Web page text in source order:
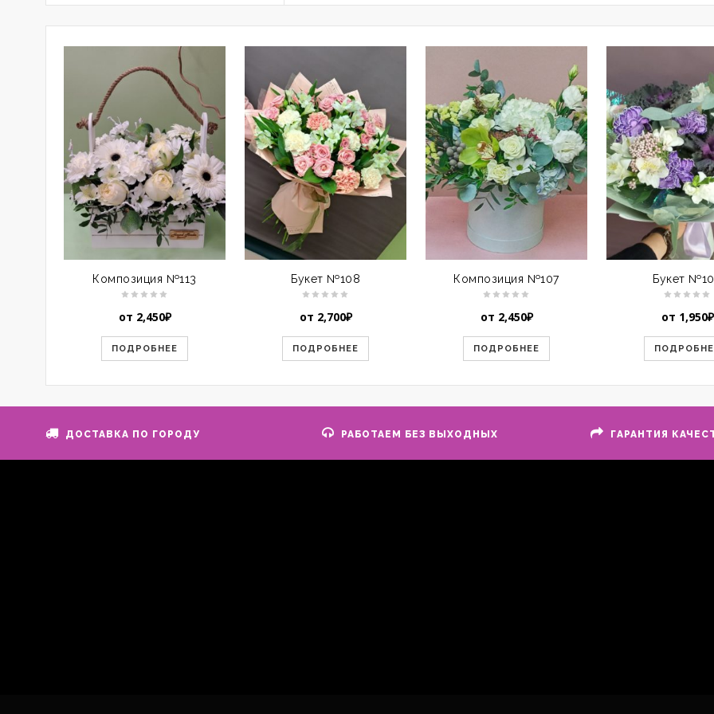
Композиция №113
от 2,450₽
ПОДРОБНЕЕ
Букет №108
от 2,700₽
ПОДРОБНЕЕ
Композиция №107
от 2,450₽
ПОДРОБНЕЕ
Букет
от 1,950₽
ДОСТАВКА ПО ГОРОДУ РАБОТАЕМ БЕЗ ВЫХОДНЫХ ГАРАНТИЯ